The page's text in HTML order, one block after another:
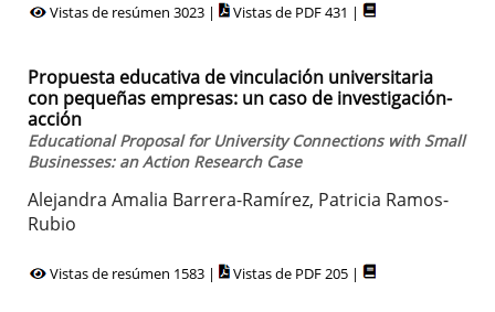
Vistas de resúmen 3023 | Vistas de PDF 431 |
Propuesta educativa de vinculación universitaria
con pequeñas empresas: un caso de investigación-
acción
Educational Proposal for University Connections with Small
Businesses: an Action Research Case
Alejandra Amalia Barrera-Ramírez, Patricia Ramos-
Rubio
Vistas de resúmen 1583 | Vistas de PDF 205 |